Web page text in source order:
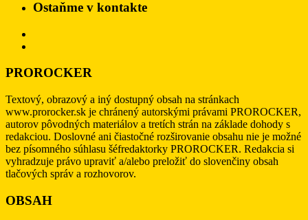
Ostaňme v kontakte
PROROCKER
Textový, obrazový a iný dostupný obsah na stránkach
www.prorocker.sk je chránený autorskými právami PROROCKER,
autorov pôvodných materiálov a tretích strán na základe dohody s
redakciou. Doslovné ani čiastočné rozširovanie obsahu nie je možné
bez písomného súhlasu šéfredaktorky PROROCKER. Redakcia si
vyhradzuje právo upraviť a/alebo preložiť do slovenčiny obsah
tlačových správ a rozhovorov.
OBSAH